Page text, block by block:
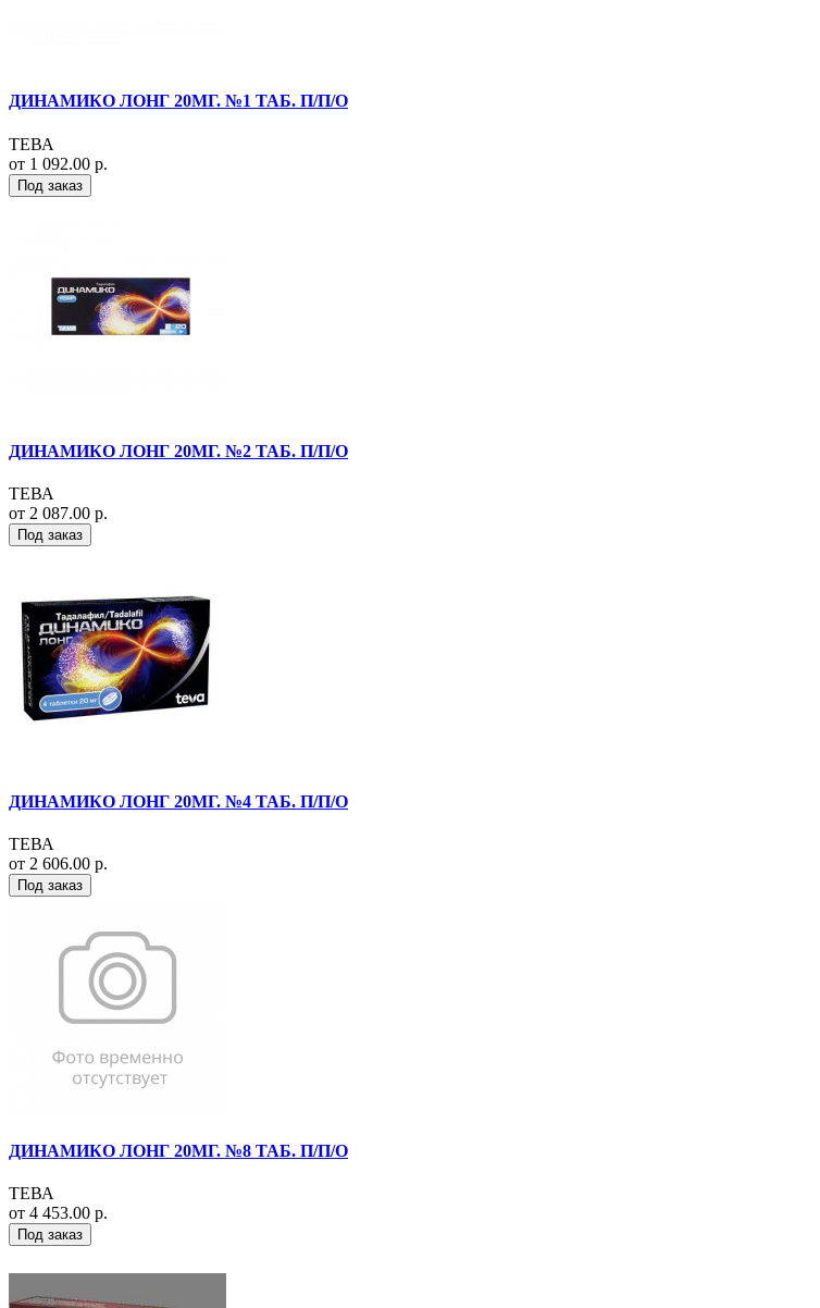
ДИНАМИКО ЛОНГ 20МГ. №1 ТАБ. П/П/О
ТЕВА
от 1 092.00 р.
Под заказ
ДИНАМИКО ЛОНГ 20МГ. №2 ТАБ. П/П/О
ТЕВА
от 2 087.00 р.
Под заказ
ДИНАМИКО ЛОНГ 20МГ. №4 ТАБ. П/П/О
ТЕВА
от 2 606.00 р.
Под заказ
ДИНАМИКО ЛОНГ 20МГ. №8 ТАБ. П/П/О
ТЕВА
от 4 453.00 р.
Под заказ